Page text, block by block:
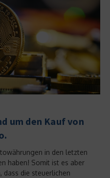
um den Kauf von
in den letzten
haben! Somit ist es aber
dass die steuerlichen